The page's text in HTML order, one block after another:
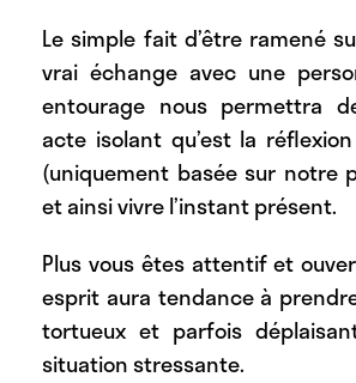
Le simple fait d’être ramené
vrai échange avec une
entourage nous permettra
acte isolant qu’est la
(uniquement basée sur notre
et ainsi vivre l’instant présent.
Plus vous êtes attentif et
esprit aura tendance à
tortueux et parfois
situation stressante.